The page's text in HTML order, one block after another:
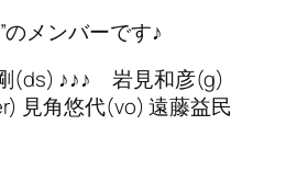
のメンバーです♪
(ds) ♪♪♪ 岩見和彦(g)
見角悠代(vo) 遠藤益民